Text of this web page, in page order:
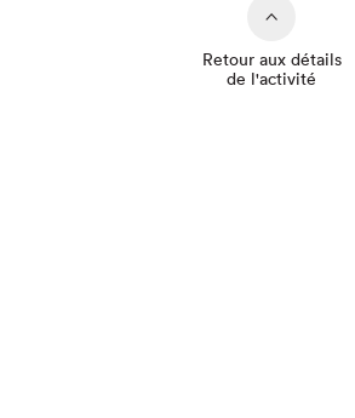
Retour aux détails
de l'activité